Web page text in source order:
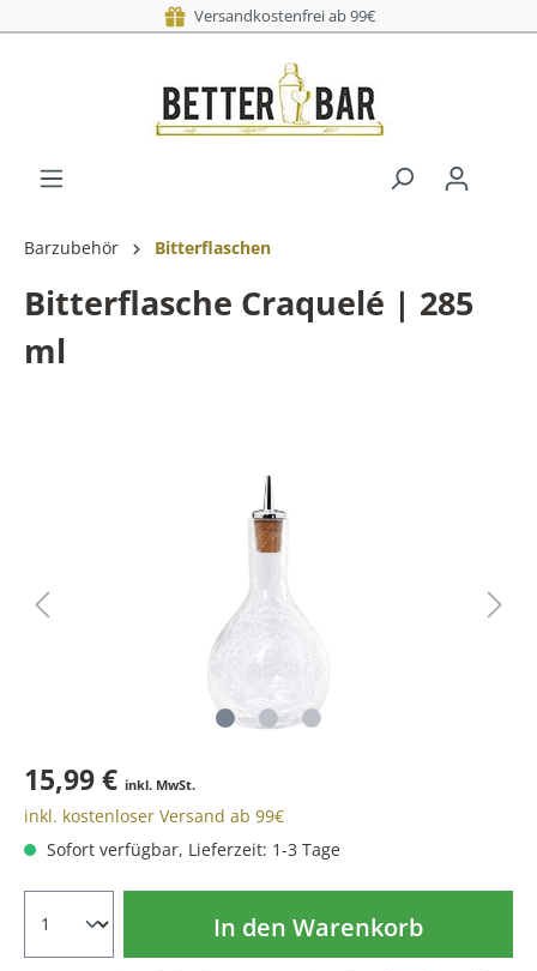
Versandkostenfrei ab 99€
Barzubehör Bitterflaschen
Bitterflasche Craquelé | 285
ml
15,99 € inkl. MwSt.
inkl. kostenloser Versand ab 99€
Sofort verfügbar, Lieferzeit: 1-3 Tage
In den Warenkorb